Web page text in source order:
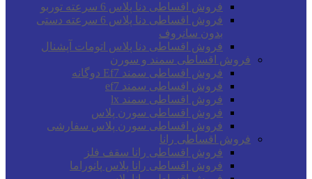
فروش اقساطی دنا پلاس 6 سرعته توربو
فروش اقساطی دنا پلاس 6 سرعته دستی
بدون سانروف
فروش اقساطی دنا پلاس اتومات آپشنال
فروش اقساطی سمند و سورن
فروش اقساطی سمند Ef7 دوگانه
فروش اقساطی سمند ef7
فروش اقساطی سمند lx
فروش اقساطی سورن پلاس
فروش اقساطی سورن پلاس سفارشی
فروش اقساطی رانا
فروش اقساطی رانا سقف فلز
فروش اقساطی رانا پلاس پانوراما